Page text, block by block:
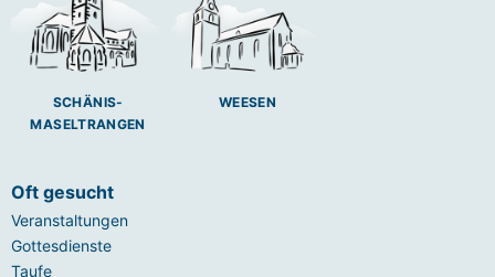
SCHÄNIS-
MASELTRANGEN
WEESEN
Oft gesucht
Veranstaltungen
Gottesdienste
Taufe